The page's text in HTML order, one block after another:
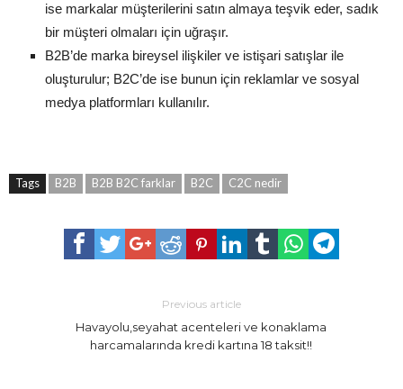
ise markalar müşterilerini satın almaya teşvik eder, sadık
bir müşteri olmaları için uğraşır.
B2B’de marka bireysel ilişkiler ve istişari satışlar ile
oluşturulur; B2C’de ise bunun için reklamlar ve sosyal
medya platformları kullanılır.
Tags B2B B2B B2C farklar B2C C2C nedir
Previous article
Havayolu,seyahat acenteleri ve konaklama
harcamalarında kredi kartına 18 taksit!!